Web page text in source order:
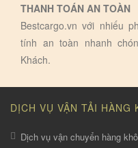
THANH TOÁN AN TOÀN
Bestcargo.vn với nhiếu
tính an toàn nhanh
Khách.
DỊCH VỤ VẬN TẢI HÀNG
Dịch vụ vận chuyển hàng